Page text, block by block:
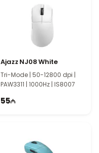
Ajazz NJ08 White
Tri-Mode | 50-12800 dpi |
PAW3311 | 1000Hz | IS8007
55